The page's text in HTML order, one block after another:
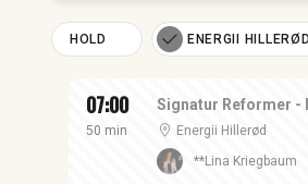
HOLD ENERGII HILLERØD
07:00
50 min
Signatur Reformer -
Energii Hillerød
**Lina Kriegbaum